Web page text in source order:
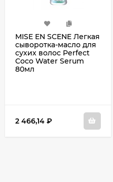
MISE EN SCENE Легкая
сыворотка-масло для
сухих волос Perfect
Coco Water Serum
80мл
2 466,14 ₽